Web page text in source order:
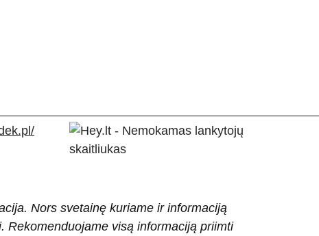
Nors svetainę kuriame ir informaciją
Rekomenduojame visą informaciją priimti